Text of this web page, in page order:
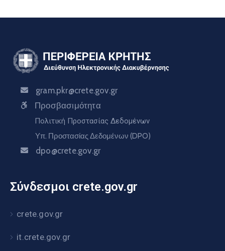
gram.pkr@crete.gov.gr
Προσβασιμότητα
Πολιτική Προστασίας Δεδομένων
Υπ. Προστασίας Δεδομένων (DPO)
dpo@crete.gov.gr
Σύνδεσμοι crete.gov.gr
crete.gov.gr
it.crete.gov.gr